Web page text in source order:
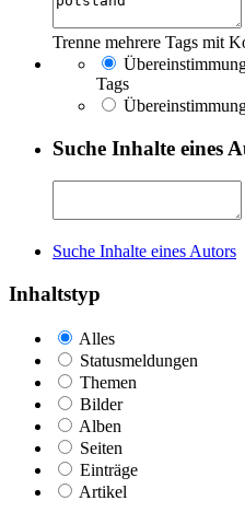
Trenne mehrere Tags mit
Tags
Suche Inhalte eines
Suche Inhalte eines Autors
Inhaltstyp
Alles
Statusmeldungen
Themen
Bilder
Alben
Seiten
Einträge
Artikel